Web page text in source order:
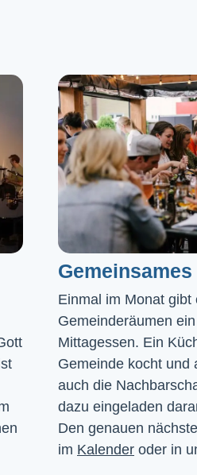
Einmal im Monat gibt
Gemeinderäumen
Mittagessen. Ein
Gemeinde kocht und
auch die
dazu eingeladen
Den genauen
im Kalender oder in